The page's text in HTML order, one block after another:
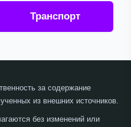
Транспорт
за содержание
из внешних источников.
без изменений или